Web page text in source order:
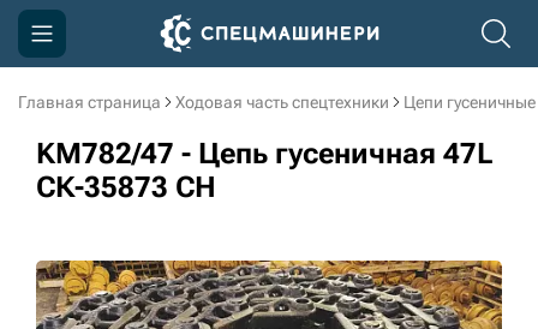
Главная страница Ходовая часть спецтехники Цепи гусеничные
KM782/47 - Цепь гусеничная 47L
СК-35873 CH
Компания
Акции
Информация
Контакты